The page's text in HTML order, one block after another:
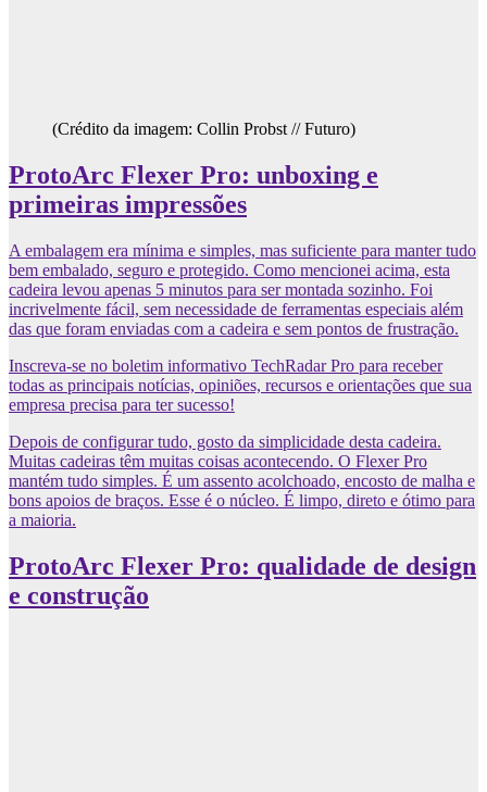
(Crédito da imagem: Collin Probst // Futuro)
ProtoArc Flexer Pro: unboxing e
primeiras impressões
A embalagem era mínima e simples, mas suficiente para manter tudo
bem embalado, seguro e protegido. Como mencionei acima, esta
cadeira levou apenas 5 minutos para ser montada sozinho. Foi
incrivelmente fácil, sem necessidade de ferramentas especiais além
das que foram enviadas com a cadeira e sem pontos de frustração.
Inscreva-se no boletim informativo TechRadar Pro para receber
todas as principais notícias, opiniões, recursos e orientações que sua
empresa precisa para ter sucesso!
Depois de configurar tudo, gosto da simplicidade desta cadeira.
Muitas cadeiras têm muitas coisas acontecendo. O Flexer Pro
mantém tudo simples. É um assento acolchoado, encosto de malha e
bons apoios de braços. Esse é o núcleo. É limpo, direto e ótimo para
a maioria.
ProtoArc Flexer Pro: qualidade de design
e construção